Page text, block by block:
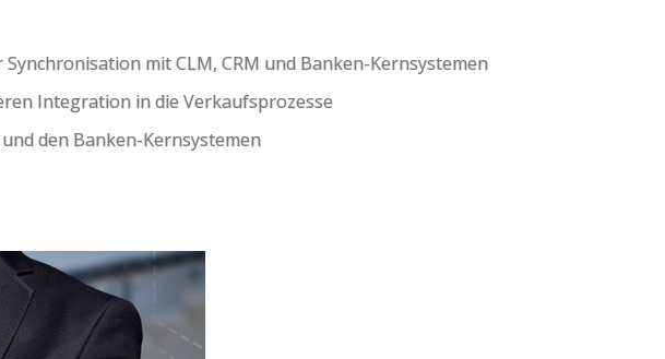
mit CLM, CRM und Banken-Kernsystemen
Integration in die Verkaufsprozesse
den Banken-Kernsystemen